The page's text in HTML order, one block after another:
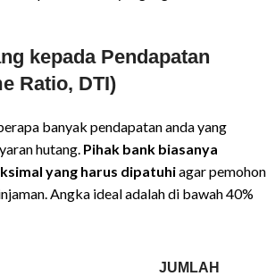
kepada Pendapatan
Ratio, DTI)
banyak pendapatan anda yang
hutang. Pihak bank biasanya
yang harus dipatuhiagar pemohon
Angka ideal adalah di bawah 40%
JUMLAH